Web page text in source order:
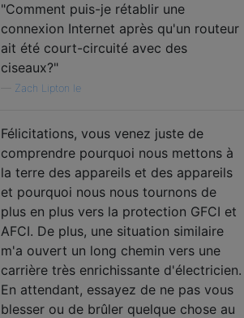
"Comment puis-je rétablir une
connexion Internet après qu'un routeur
ait été court-circuité avec des
ciseaux?"
Zach Lipton le
Félicitations, vous venez juste de
comprendre pourquoi nous mettons à
la terre des appareils et des appareils
et pourquoi nous nous tournons de
plus en plus vers la protection GFCI et
AFCI. De plus, une situation similaire
m'a ouvert un long chemin vers une
carrière très enrichissante d'électricien.
En attendant, essayez de ne pas vous
blesser ou de brûler quelque chose au